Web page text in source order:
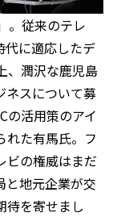
。従来のテレ
代に適応したデ
、潤沢な鹿児島
ネスについて募
の活用策のアイ
れた有馬氏。フ
ビの権威はまだ
と地元企業が交
待を寄せまし